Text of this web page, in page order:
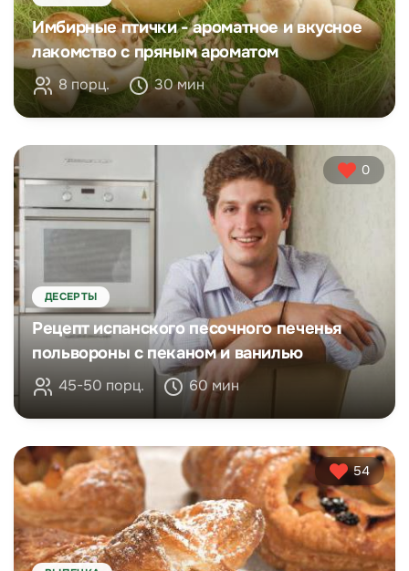
Имбирные птички - ароматное и вкусное
лакомство с пряным ароматом
8 порц. 30 мин
0
ДЕСЕРТЫ
Рецепт испанского песочного печенья
польвороны с пеканом и ванилью
45-50 порц. 60 мин
54